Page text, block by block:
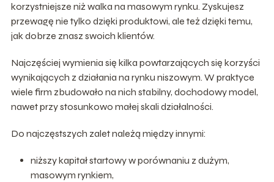
korzystniejsze niż walka na masowym rynku. Zyskujesz
przewagę nie tylko dzięki produktowi, ale też dzięki temu,
jak dobrze znasz swoich klientów.
Najczęściej wymienia się kilka powtarzających się korzyści
wynikających z działania na rynku niszowym. W praktyce
wiele firm zbudowało na nich stabilny, dochodowy model,
nawet przy stosunkowo małej skali działalności.
Do najczęstszych zalet należą między innymi:
niższy kapitał startowy w porównaniu z dużym,
masowym rynkiem,